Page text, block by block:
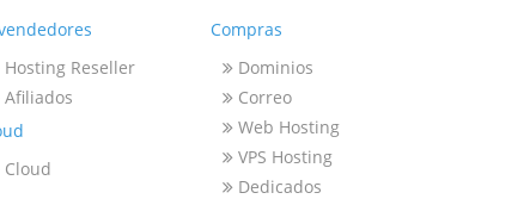
Hosting Reseller
Afiliados
Cloud
Compras
Dominios
Correo
Web Hosting
VPS Hosting
Dedicados